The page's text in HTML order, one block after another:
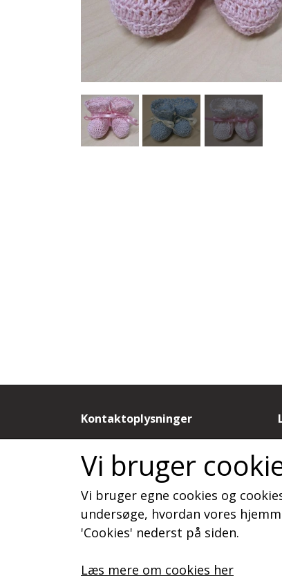
Strømpegarn
Opskrifter
Steinbach Pinde
Tilbehør
Garnskåle
Kontaktoplysninger
Sandagervej 9B
9430 Vadum
Telefon: 20886788
CVR: 19815277
Vi bruger
Vi bruger egne cookies og
undersøge, hvordan vores
'Cookies' nederst på siden.
Læs mere om cookies her